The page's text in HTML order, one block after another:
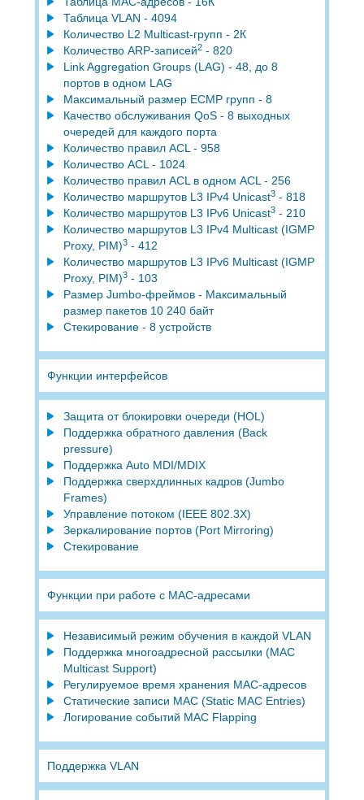
Таблица VLAN - 4094
Количество L2 Multicast-групп - 2К
Количество ARP-записей2- 820
Link Aggregation Groups (LAG) - 48, до 8
портов в одном LAG
Максимальный размер ECMP групп - 8
Качество обслуживания QoS - 8 выходных
очередей для каждого порта
Количество правил ACL - 958
Количество ACL - 1024
Количество правил ACL в одном ACL - 256
Количество маршрутов L3 IPv4 Unicast3- 818
Количество маршрутов L3 IPv6 Unicast3- 210
Количество маршрутов L3 IPv4 Multicast (IGMP
Proxy, PIM)3- 412
Количество маршрутов L3 IPv6 Multicast (IGMP
Proxy, PIM)3- 103
Размер Jumbo-фреймов - Максимальный
размер пакетов 10 240 байт
Стекирование - 8 устройств
Функции интерфейсов
Защита от блокировки очереди (HOL)
Поддержка обратного давления (Back
pressure)
Поддержка Auto MDI/MDIX
Поддержка сверхдлинных кадров (Jumbo
Frames)
Управление потоком (IEEE 802.3X)
Зеркалирование портов (Port Mirroring)
Стекирование
Функции при работе с МAC-адресами
Независимый режим обучения в каждой VLAN
Поддержка многоадресной рассылки (MAC
Multicast Support)
Регулируемое время хранения MAC-адресов
Статические записи MAC (Static MAC Entries)
Логирование событий MAC Flapping
Поддержка VLAN